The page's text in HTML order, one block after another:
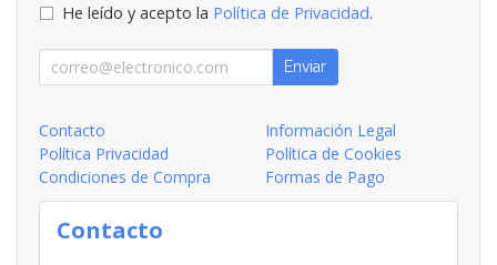
He leído y acepto la Política de Privacidad.
Enviar
Contacto
Información Legal
Política Privacidad
Política de Cookies
Condiciones de Compra
Formas de Pago
Contacto